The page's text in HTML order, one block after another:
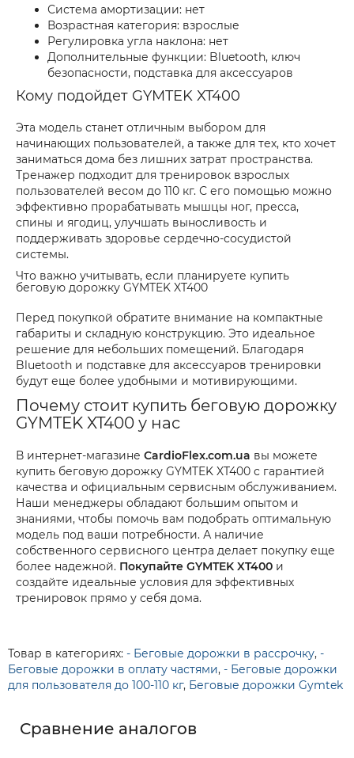
Система амортизации: нет
Возрастная категория: взрослые
Регулировка угла наклона: нет
Дополнительные функции: Bluetooth, ключ
безопасности, подставка для аксессуаров
Кому подойдет GYMTEK XT400
Эта модель станет отличным выбором для
начинающих пользователей, а также для тех, кто хочет
заниматься дома без лишних затрат пространства.
Тренажер подходит для тренировок взрослых
пользователей весом до 110 кг. С его помощью можно
эффективно прорабатывать мышцы ног, пресса,
спины и ягодиц, улучшать выносливость и
поддерживать здоровье сердечно-сосудистой
системы.
Что важно учитывать, если планируете купить
беговую дорожку GYMTEK XT400
Перед покупкой обратите внимание на компактные
габариты и складную конструкцию. Это идеальное
решение для небольших помещений. Благодаря
Bluetooth и подставке для аксессуаров тренировки
будут еще более удобными и мотивирующими.
Почему стоит купить беговую дорожку
GYMTEK XT400 у нас
В интернет-магазине CardioFlex.com.ua вы можете
купить беговую дорожку GYMTEK XT400 с гарантией
качества и официальным сервисным обслуживанием.
Наши менеджеры обладают большим опытом и
знаниями, чтобы помочь вам подобрать оптимальную
модель под ваши потребности. А наличие
собственного сервисного центра делает покупку еще
более надежной. Покупайте GYMTEK XT400 и
создайте идеальные условия для эффективных
тренировок прямо у себя дома.
Товар в категориях: - Беговые дорожки в рассрочку, -
Беговые дорожки в оплату частями, - Беговые дорожки
для пользователя до 100-110 кг, Беговые дорожки Gymtek
Сравнение аналогов